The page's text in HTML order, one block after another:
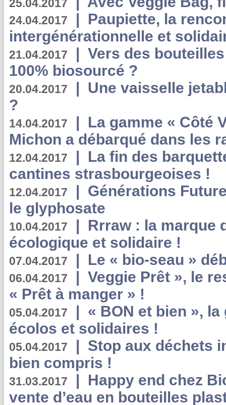
25.04.2017
24.04.2017 | Paupiette, la
intergénérationnelle et
21.04.2017 | Vers des
100% biosourcé ?
20.04.2017 | Une vaisselle
?
14.04.2017 | La gamme « Côté
Michon a débarqué dans les
12.04.2017 | La fin des
cantines strasbourgeoises !
12.04.2017 | Générations
le glyphosate
10.04.2017 | Rrraw : la marque
écologique et solidaire !
07.04.2017 | Le « bio-seau »
06.04.2017 | Veggie Prêt », le
« Prêt à manger » !
05.04.2017 | « BON et bien »,
écolos et solidaires !
05.04.2017 | Stop aux déchets
bien compris !
31.03.2017 | Happy end chez
vente d’eau en bouteilles